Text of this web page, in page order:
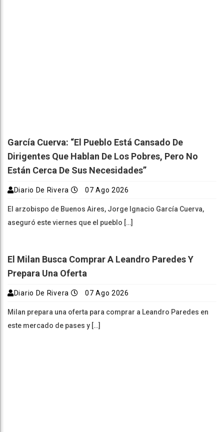
García Cuerva: “El Pueblo Está Cansado De
Dirigentes Que Hablan De Los Pobres, Pero No
Están Cerca De Sus Necesidades”
Diario De Rivera 07 Ago 2026
El arzobispo de Buenos Aires, Jorge Ignacio García Cuerva,
aseguró este viernes que el pueblo […]
El Milan Busca Comprar A Leandro Paredes Y
Prepara Una Oferta
Diario De Rivera 07 Ago 2026
Milan prepara una oferta para comprar a Leandro Paredes en
este mercado de pases y […]